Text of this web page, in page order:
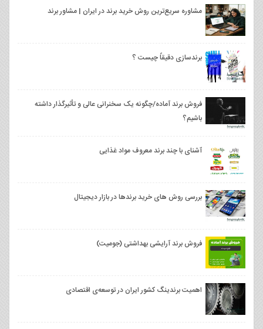
مشاوره سریع‌ترین روش خرید برند در ایران | مشاور برند
برندسازی دقیقاً چیست ؟
فروش برند آماده/چگونه یک سخنرانی عالی و تأثیرگذار داشته
باشیم؟
آشنای با چند برند معروف مواد غذایی
بررسی روش های خرید برندها در بازار دیجیتال
فروش برند آرایشی بهداشتی (جوميت)
اهمیت برندینگ کشور ایران در توسعه‌ی اقتصادی